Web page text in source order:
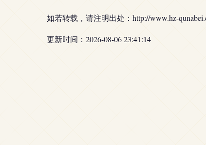
如若转载，请注明出处：http://www.hz-
更新时间：2026-08-06 23:41:14